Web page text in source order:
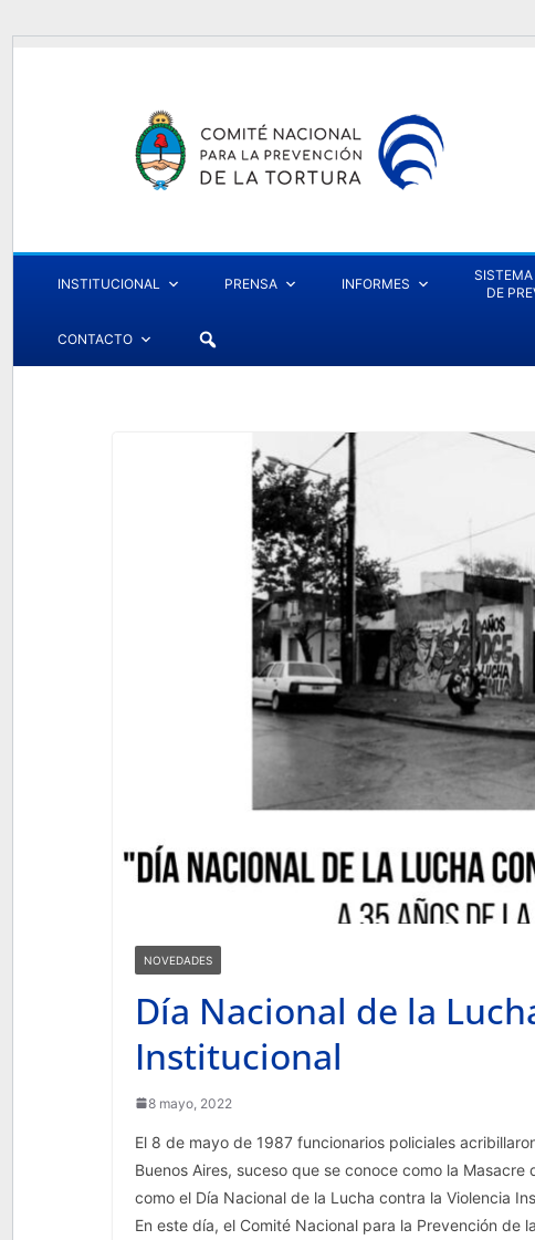
INSTITUCIONAL PRENSA INFORMES
DE
CONTACTO
NOVEDADES
Día Nacional de la
Institucional
8 mayo, 2022
El 8 de mayo de 1987 funcionarios policiales
Buenos Aires, suceso que se conoce como la
como el Día Nacional de la Lucha contra la Violencia
En este día, el Comité Nacional para la Prevención de